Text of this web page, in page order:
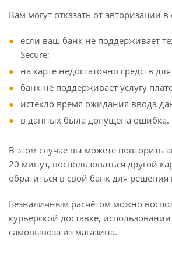
Вам могут отказать от авторизации в
если ваш банк не поддерживает
Secure;
на карте недостаточно средств
банк не поддерживает услугу
истекло время ожидания ввода
в данных была допущена ошибка.
В этом случае вы можете повторить
20 минут, воспользоваться другой
обратиться в свой банк для решения
Безналичным расчётом можно
курьерской доставке,
самовывоза из магазина.